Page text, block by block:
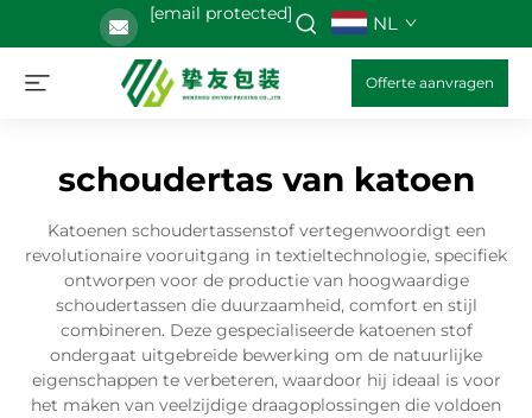
[email protected] NL
Offerte aanvragen
schoudertas van katoen
Katoenen schoudertassenstof vertegenwoordigt een
revolutionaire vooruitgang in textieltechnologie, specifiek
ontworpen voor de productie van hoogwaardige
schoudertassen die duurzaamheid, comfort en stijl
combineren. Deze gespecialiseerde katoenen stof
ondergaat uitgebreide bewerking om de natuurlijke
eigenschappen te verbeteren, waardoor hij ideaal is voor
het maken van veelzijdige draagoplossingen die voldoen